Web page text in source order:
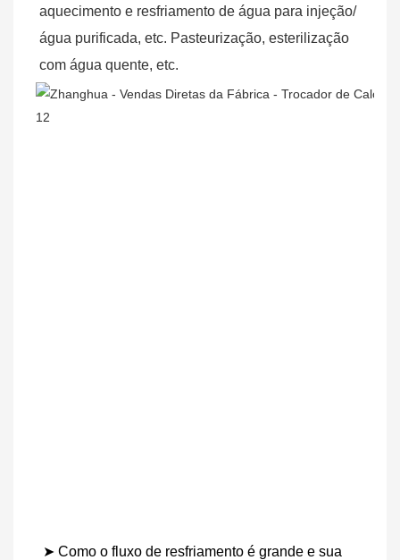
aquecimento e resfriamento de água para injeção/
água purificada, etc. Pasteurização, esterilização
com água quente, etc.
➤ Como o fluxo de resfriamento é grande e sua